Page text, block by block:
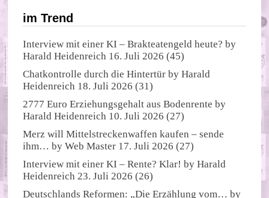
im Trend
Interview mit einer KI – Brakteatengeld heute? by
Harald Heidenreich 16. Juli 2026 (45)
Chatkontrolle durch die Hintertür byHarald
Heidenreich 18. Juli 2026 (31)
2777 Euro Erziehungsgehalt aus Bodenrente by
Harald Heidenreich 10. Juli 2026 (27)
Merz will Mittelstreckenwaffen kaufen – sende
ihm… byWeb Master 17. Juli 2026 (27)
Interview mit einer KI – Rente? Klar! byHarald
Heidenreich 23. Juli 2026 (26)
Deutschlands Reformen: „Die Erzählung vom… by